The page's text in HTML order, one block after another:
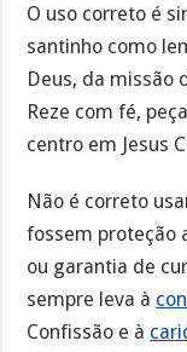
O uso correto é
santinho como
Deus, da missão
Reze com fé,
centro em Jesus
Não é correto
fossem proteção
ou garantia de
sempre leva à
Confissão e à